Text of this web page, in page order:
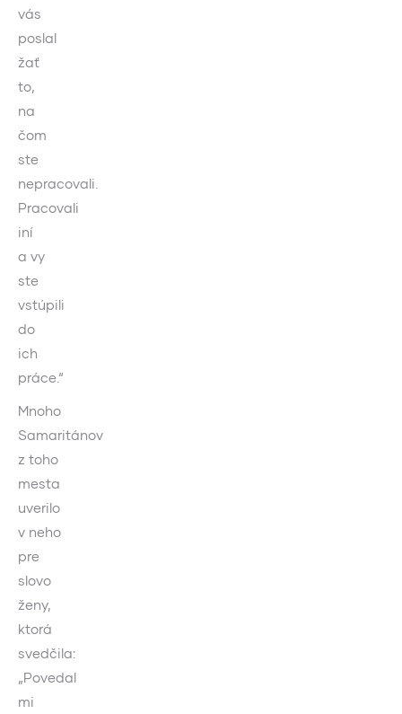
vás
poslal
žať
to,
na
čom
ste
nepracovali.
Pracovali
iní
a vy
ste
vstúpili
do
ich
práce.“
Mnoho
Samaritánov
z toho
mesta
uverilo
v neho
pre
slovo
ženy,
ktorá
svedčila:
„Povedal
mi